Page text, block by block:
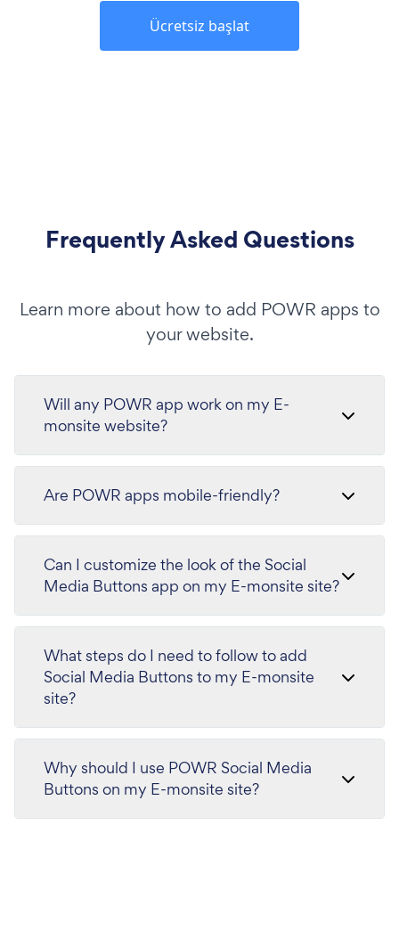
Ücretsiz başlat
Frequently Asked Questions
Learn more about how to add POWR apps to
your website.
Will any POWR app work on my E-
monsite website?
Are POWR apps mobile-friendly?
Can I customize the look of the Social
Media Buttons app on my E-monsite site?
What steps do I need to follow to add
Social Media Buttons to my E-monsite
site?
Why should I use POWR Social Media
Buttons on my E-monsite site?